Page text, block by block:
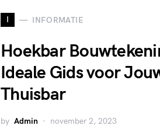
I INFORMATIE
Hoekbar
Ideale Gids voor
Thuisbar
by Admin november 2, 2023